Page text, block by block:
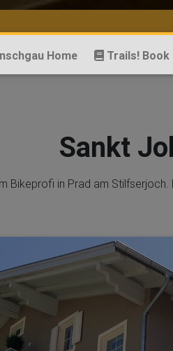
Home Trails! Book
Sankt
Bikeprofi in Prad am